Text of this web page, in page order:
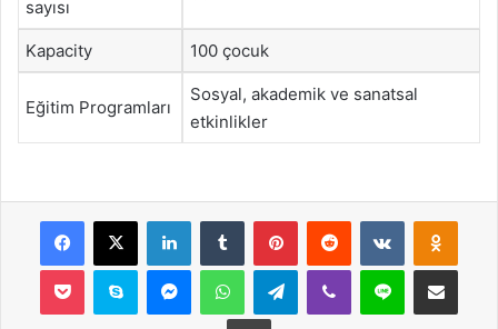
sayısı
Kapacity 100 çocuk
Eğitim Programları
Sosyal, akademik ve sanatsal
etkinlikler
Facebook
X LinkedInTumblr PinterestReddit VKontakte
Pocket Skype MessengerWhatsAppTelegramViber Line E-Posta ile
Yazdır